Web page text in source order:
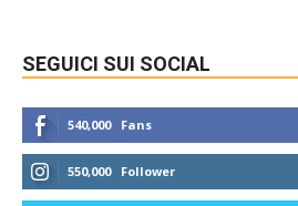
SEGUICI SUI SOCIAL
540,000 Fans
550,000 Follower